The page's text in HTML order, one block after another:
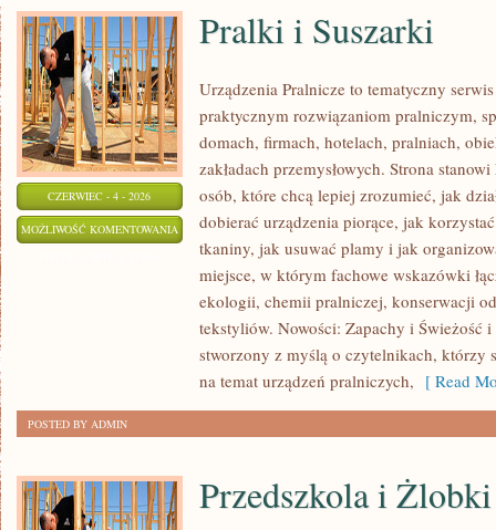
CZERWIEC - 4 - 2026
MOŻLIWOŚĆ KOMENTOWANIA PRALKI
SUSZARKI
Pralki i Suszarki
Urządzenia Pralnicze to tematyczny
praktycznym rozwiązaniom pralniczym,
domach, firmach, hotelach, pralniach,
zakładach przemysłowych. Strona
osób, które chcą lepiej zrozumieć, jak
dobierać urządzenia piorące, jak
tkaniny, jak usuwać plamy i jak
miejsce, w którym fachowe wskazówki
ekologii, chemii pralniczej, konserwacji
tekstyliów. Nowości: Zapachy i Świeżość i
stworzony z myślą o czytelnikach, którzy
na temat urządzeń pralniczych, [ Read
POSTED BY ADMIN
Przedszkola i Żlobki